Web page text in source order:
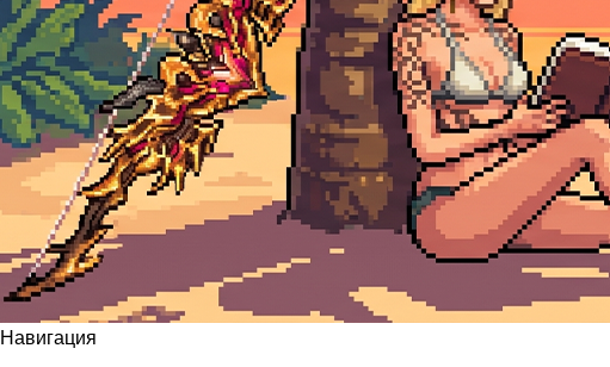
Навигация